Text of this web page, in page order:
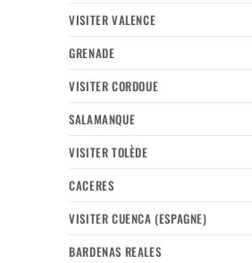
VISITER VALENCE
GRENADE
VISITER CORDOUE
SALAMANQUE
VISITER TOLÈDE
CACERES
VISITER CUENCA (ESPAGNE)
BARDENAS REALES